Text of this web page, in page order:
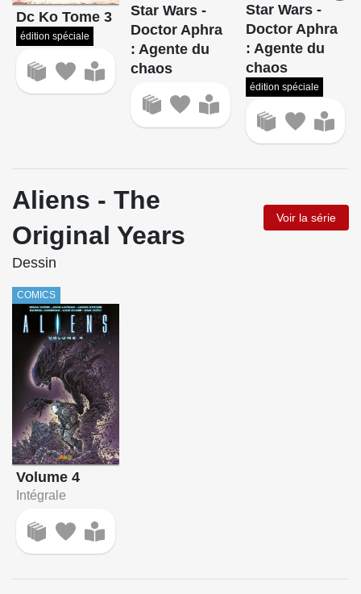
Dc Ko Tome 3
édition spéciale
Star Wars -
Doctor Aphra
: Agente du
chaos
Star Wars -
Doctor Aphra
: Agente du
chaos
édition spéciale
Aliens - The
Original Years
Voir la série
Dessin
COMICS
Volume 4
Intégrale